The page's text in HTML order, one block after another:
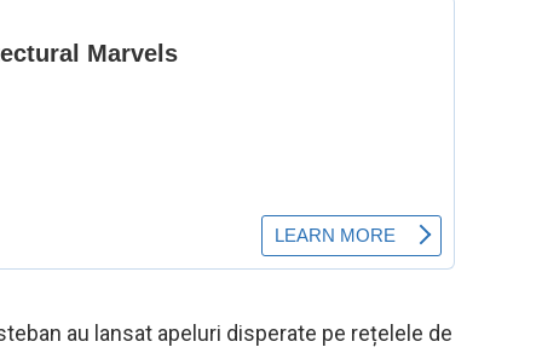
au lansat apeluri disperate pe rețelele de